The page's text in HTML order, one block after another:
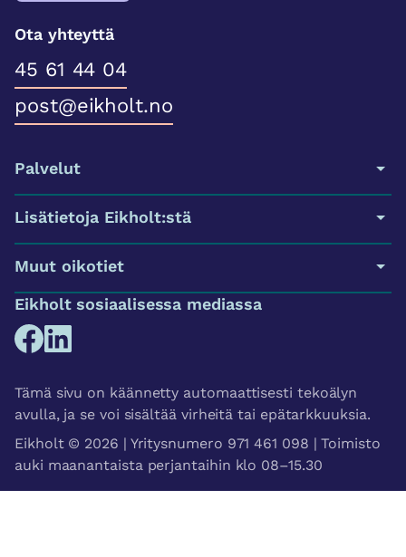
Ota yhteyttä
45 61 44 04
post@eikholt.no
Palvelut
Lisätietoja Eikholt:stä
Muut oikotiet
Eikholt sosiaalisessa mediassa
Tämä sivu on käännetty automaattisesti tekoälyn
avulla, ja se voi sisältää virheitä tai epätarkkuuksia.
Eikholt © 2026 | Yritysnumero 971 461 098 | Toimisto
auki maanantaista perjantaihin klo 08–15.30